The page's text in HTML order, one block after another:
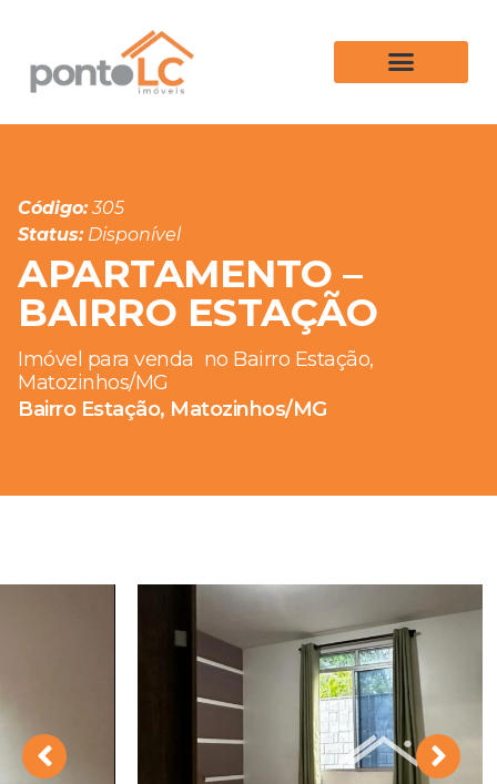
Código:305
Status:Disponível
APARTAMENTO –
BAIRRO ESTAÇÃO
Imóvel para venda no Bairro Estação,
Matozinhos/MG
Bairro Estação, Matozinhos/MG